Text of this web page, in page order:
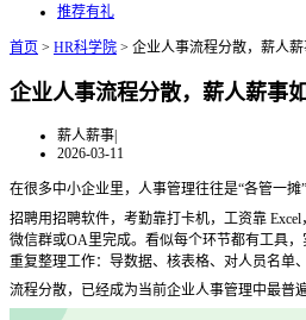
推荐有礼
首页 > HR科学院 > 企业人事流程分散，薪人
企业人事流程分散，薪人薪事
薪人薪事|
2026-03-11
在很多中小企业里，人事管理往往是“各管一摊”
招聘用招聘软件，考勤靠打卡机，工资靠
微信群或OA里完成。看似每个环节都有工具
重复整理工作：导数据、核表格、对人员名单
流程分散，已经成为当前企业人事管理中最普